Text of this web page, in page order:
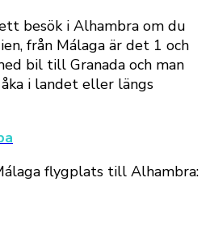
besök i Alhambra om du
från Málaga är det 1 och
bil till Granada och man
i landet eller längs
flygplats till Alhambra: